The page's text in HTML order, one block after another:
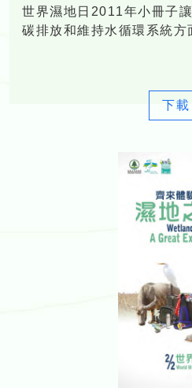
世界濕地日2011年小冊子
碳排放和維持水循環系統方
下載